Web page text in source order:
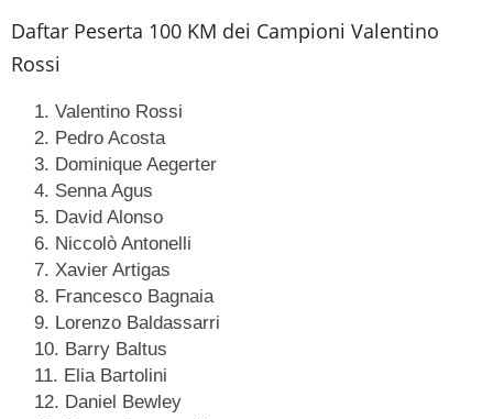
Daftar Peserta 100 KM dei Campioni Valentino
Rossi
Valentino Rossi
Pedro Acosta
Dominique Aegerter
Senna Agus
David Alonso
Niccolò Antonelli
Xavier Artigas
Francesco Bagnaia
Lorenzo Baldassarri
Barry Baltus
Elia Bartolini
Daniel Bewley